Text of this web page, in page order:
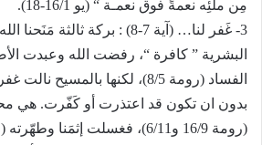
مِن ملْئِه نعمةً فوق نعمـة “ (يو 16/1-18).
3- غَفر لنا… (آية 7-8) : بركة
البشرية ” كافرة “، رفضت الله وعبدت
الفساد (رومة 8/5)، لكنها بالمسيح
بدون ان تكون قد اعتذرت أو كَفّرت. هي